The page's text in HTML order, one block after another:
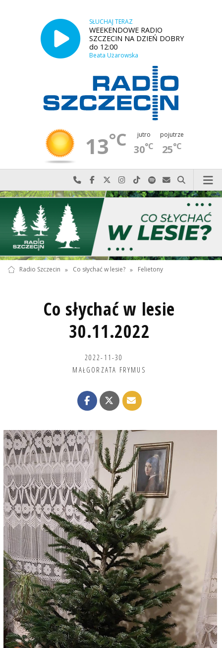
SŁUCHAJ TERAZ
WEEKENDOWE RADIO
SZCZECIN NA DZIEŃ DOBRY
do 12:00
Beata Użarowska
13°C jutro
30°C
pojutrze
25°C
Najlepiej po prostu do nas zadzwoń
Odwiedź nas na Facebook-u
Odwiedź nas na X
Odwiedź nas na Instagram-ie
Odwiedź nas na TikTok-u
Szukaj nas na Spotify
Wyślij do nas
Szukaj
Radio Szczecin » Co słychać w lesie? » Felietony
Co słychać w lesie
30.11.2022
2022-11-30
MAŁGORZATA FRYMUS